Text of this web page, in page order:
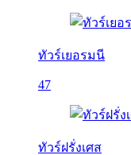
ทัวร์เยอรมนี
47
ทัวร์ฝรั่งเศส